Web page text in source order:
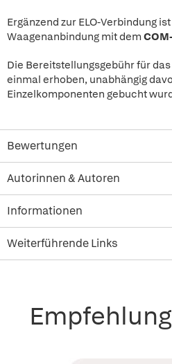
Ergänzend zur ELO-Verbindung
Waagenanbindung mit dem
Die Bereitstellungsgebühr für das
einmal erhoben, unabhängig
Einzelkomponenten gebucht
Bewertungen
Autorinnen & Autoren
Informationen
Weiterführende Links